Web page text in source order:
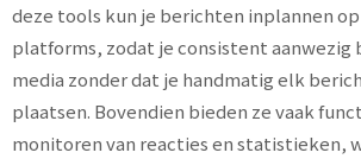
deze tools kun je berichten inplannen
platforms, zodat je consistent aanwezig
media zonder dat je handmatig elk
plaatsen. Bovendien bieden ze vaak
monitoren van reacties en statistieken,